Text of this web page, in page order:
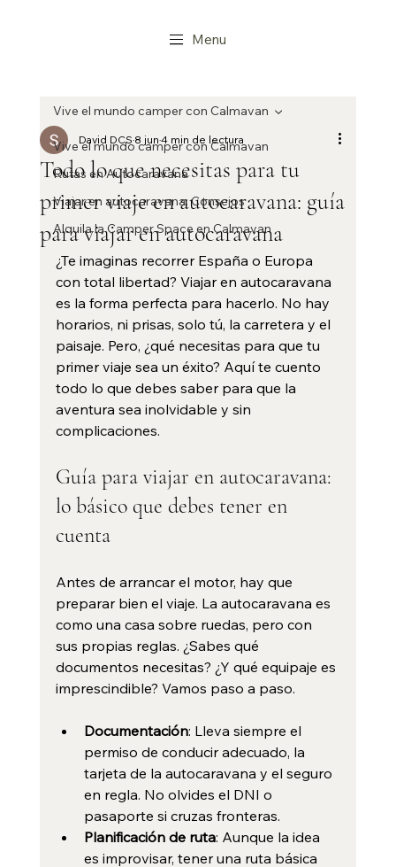
Menu
Vive el mundo camper con Calmavan
Rutas en Autocaravana
Viajar en autocaravana: Consejos
Alquila la Camper Space en Calmavan
Vive el mundo camper con Calmavan
Todo lo que necesitas para tu
primer viaje en autocaravana: guía
para viajar en autocaravana
David DCS8 jun4 min de lectura
¿Te imaginas recorrer España o Europa
con total libertad? Viajar en autocaravana
es la forma perfecta para hacerlo. No hay
horarios, ni prisas, solo tú, la carretera y el
paisaje. Pero, ¿qué necesitas para que tu
primer viaje sea un éxito? Aquí te cuento
todo lo que debes saber para que la
aventura sea inolvidable y sin
complicaciones.
Guía para viajar en autocaravana:
lo básico que debes tener en
cuenta
Antes de arrancar el motor, hay que
preparar bien el viaje. La autocaravana es
como una casa sobre ruedas, pero con
sus propias reglas. ¿Sabes qué
documentos necesitas? ¿Y qué equipaje es
imprescindible? Vamos paso a paso.
Documentación: Lleva siempre el
permiso de conducir adecuado, la
tarjeta de la autocaravana y el seguro
en regla. No olvides el DNI o
pasaporte si cruzas fronteras.
Planificación de ruta: Aunque la idea
es improvisar, tener una ruta básica